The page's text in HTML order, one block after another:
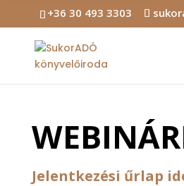
+36 30 493 3303
Jelentkezési űrlap